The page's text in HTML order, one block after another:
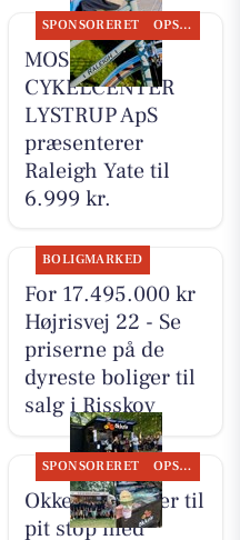
SPONSORERET OPSLAGSTAVLEN
MOSQUITO
CYKELCENTER
LYSTRUP ApS
præsenterer
Raleigh Yate til
6.999 kr.
BOLIGMARKED
For 17.495.000 kr
Højrisvej 22 - Se
priserne på de
dyreste boliger til
salg i Risskov
SPONSORERET OPSLAGSTAVLEN
Okkels inviterer til
pit stop med